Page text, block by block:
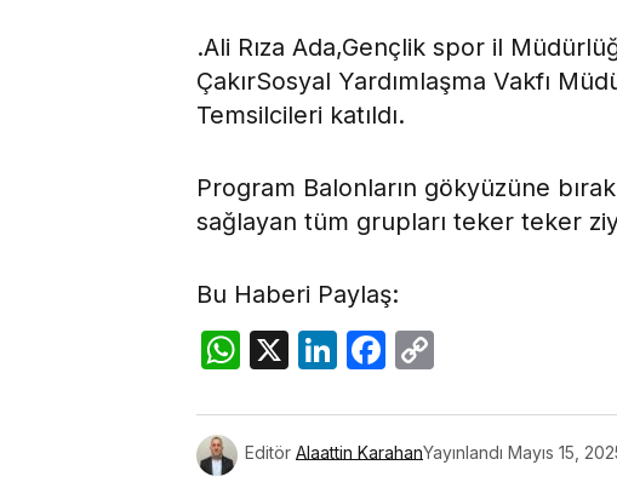
.Ali Rıza Ada,Gençlik spor il
ÇakırSosyal Yardımlaşma Vakfı
Temsilcileri katıldı.
Program Balonların gökyüzüne
sağlayan tüm grupları teker teker
Bu Haberi Paylaş:
WhatsApp
X LinkedIn
Facebook
Editör Alaattin KarahanYayınlandı Mayıs 15,